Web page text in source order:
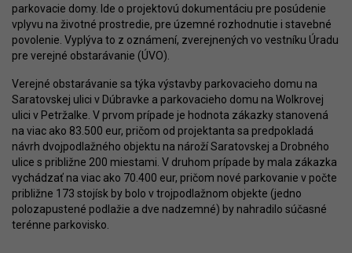
parkovacie domy. Ide o projektovú dokumentáciu pre posúdenie
vplyvu na životné prostredie, pre územné rozhodnutie i stavebné
povolenie. Vyplýva to z oznámení, zverejnených vo vestníku Úradu
pre verejné obstarávanie (ÚVO).
Verejné obstarávanie sa týka výstavby parkovacieho domu na
Saratovskej ulici v Dúbravke a parkovacieho domu na Wolkrovej
ulici v Petržalke. V prvom prípade je hodnota zákazky stanovená
na viac ako 83.500 eur, pričom od projektanta sa predpokladá
návrh dvojpodlažného objektu na nároží Saratovskej a Drobného
ulice s približne 200 miestami. V druhom prípade by mala zákazka
vychádzať na viac ako 70.400 eur, pričom nové parkovanie v počte
približne 173 stojísk by bolo v trojpodlažnom objekte (jedno
polozapustené podlažie a dve nadzemné) by nahradilo súčasné
terénne parkovisko.